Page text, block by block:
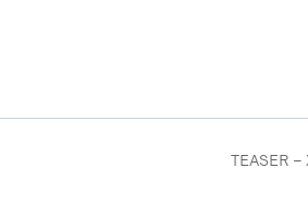
TEASER –